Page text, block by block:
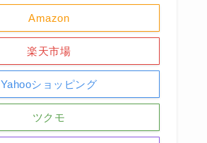
Amazon
楽天市場
Yahooショッピング
ツクモ